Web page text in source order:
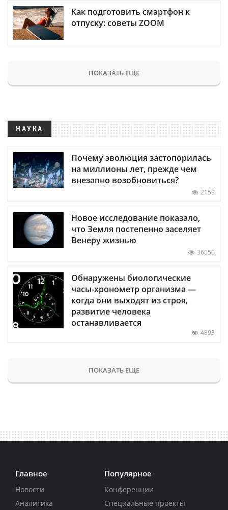
Как подготовить смартфон к
отпуску: советы ZOOM
ПОКАЗАТЬ ЕЩЕ
НАУКА
Почему эволюция застопорилась
на миллионы лет, прежде чем
внезапно возобновиться?
2159
Новое исследование показало,
что Земля постепенно заселяет
Венеру жизнью
36050
Обнаружены биологические
часы-хронометр организма —
когда они выходят из строя,
развитие человека
останавливается
4893
ПОКАЗАТЬ ЕЩЕ
Главное
Новости
Аналитика
Популярное
Конференции
Специальные проекты